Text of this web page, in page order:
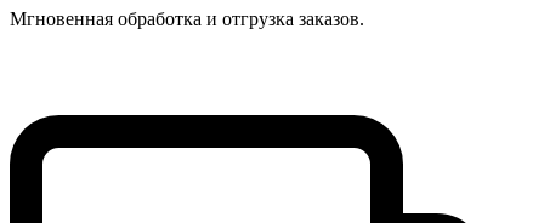
Мгновенная обработка и отгрузка заказов.